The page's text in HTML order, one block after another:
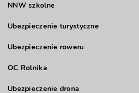
NNW szkolne
Ubezpieczenie turystyczne
Ubezpieczenie roweru
OC Rolnika
Ubezpieczenie drona